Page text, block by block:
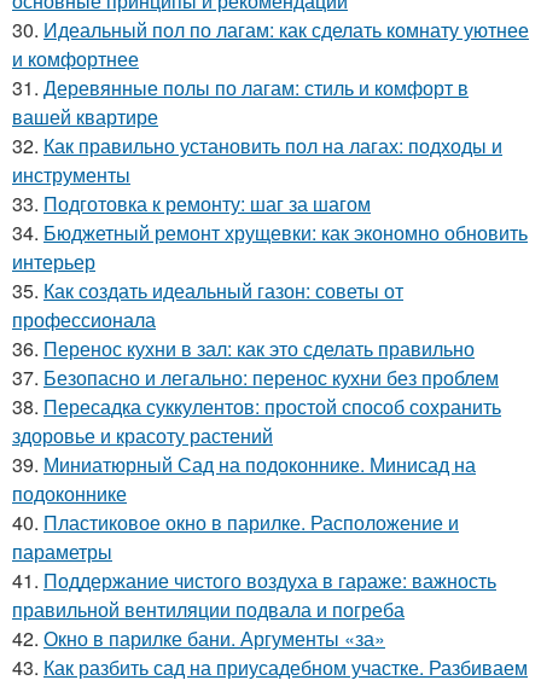
30. Идеальный пол по лагам: как сделать комнату уютнее
и комфортнее
31. Деревянные полы по лагам: стиль и комфорт в
вашей квартире
32. Как правильно установить пол на лагах: подходы и
инструменты
33. Подготовка к ремонту: шаг за шагом
34. Бюджетный ремонт хрущевки: как экономно обновить
интерьер
35. Как создать идеальный газон: советы от
профессионала
36. Перенос кухни в зал: как это сделать правильно
37. Безопасно и легально: перенос кухни без проблем
38. Пересадка суккулентов: простой способ сохранить
здоровье и красоту растений
39. Миниатюрный Сад на подоконнике. Минисад на
подоконнике
40. Пластиковое окно в парилке. Расположение и
параметры
41. Поддержание чистого воздуха в гараже: важность
правильной вентиляции подвала и погреба
42. Окно в парилке бани. Аргументы «за»
43. Как разбить сад на приусадебном участке. Разбиваем